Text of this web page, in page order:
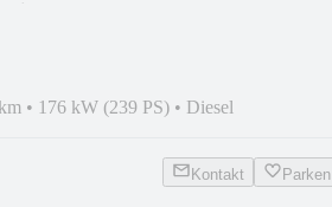
• 176 kW (239 PS) • Diesel
Kontakt Parken